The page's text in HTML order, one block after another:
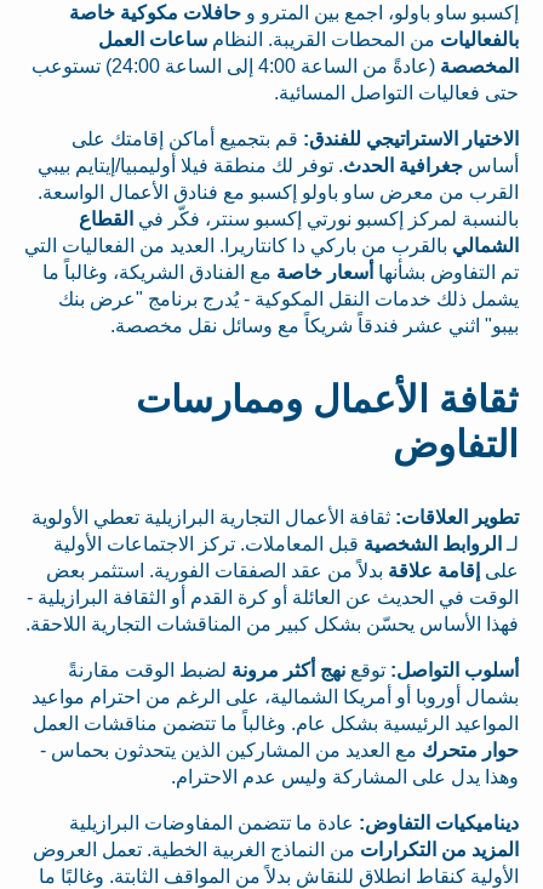
إكسبو ساو باولو، اجمع بين المترو و حافلات مكوكية خاصة
بالفعاليات من المحطات القريبة. النظام ساعات العمل
المخصصة
(عادةً من الساعة 4:00 إلى الساعة 24:00) تستوعب
حتى فعاليات التواصل المسائية.
الاختيار الاستراتيجي للفندق: قم بتجميع أماكن إقامتك على
أساس جغرافية الحدث. توفر لك منطقة فيلا أوليمبيا/إيتايم بيبي
القرب من معرض ساو باولو إكسبو مع فنادق الأعمال الواسعة.
بالنسبة لمركز إكسبو نورتي إكسبو سنتر، فكّر في القطاع
الشمالي بالقرب من باركي دا كانتاريرا. العديد من الفعاليات التي
تم التفاوض بشأنها أسعار خاصة مع الفنادق الشريكة، وغالباً ما
يشمل ذلك خدمات النقل المكوكية - يُدرج برنامج "عرض بنك
بيبو" اثني عشر فندقاً شريكاً مع وسائل نقل مخصصة.
ثقافة الأعمال وممارسات
التفاوض
تطوير العلاقات: ثقافة الأعمال التجارية البرازيلية تعطي الأولوية
لـ الروابط الشخصية قبل المعاملات. تركز الاجتماعات الأولية
على إقامة علاقة بدلاً من عقد الصفقات الفورية. استثمر بعض
الوقت في الحديث عن العائلة أو كرة القدم أو الثقافة البرازيلية -
فهذا الأساس يحسّن بشكل كبير من المناقشات التجارية اللاحقة.
أسلوب التواصل: توقع نهج أكثر مرونة لضبط الوقت مقارنةً
بشمال أوروبا أو أمريكا الشمالية، على الرغم من احترام مواعيد
المواعيد الرئيسية بشكل عام. وغالباً ما تتضمن مناقشات العمل
حوار متحرك مع العديد من المشاركين الذين يتحدثون بحماس -
وهذا يدل على المشاركة وليس عدم الاحترام.
ديناميكيات التفاوض: عادة ما تتضمن المفاوضات البرازيلية
المزيد من التكرارات من النماذج الغربية الخطية. تعمل العروض
الأولية كنقاط انطلاق للنقاش بدلاً من المواقف الثابتة. وغالبًا ما